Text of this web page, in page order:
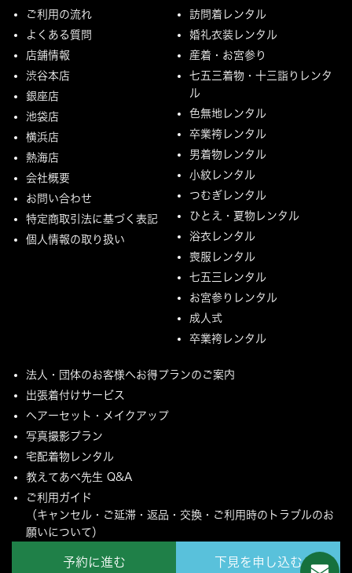
予約に進む 下見を申し込む
ご利用の流れ
よくある質問
店舗情報
渋谷本店
銀座店
池袋店
横浜店
熱海店
会社概要
お問い合わせ
特定商取引法に基づく表記
個人情報の取り扱い
訪問着レンタル
婚礼衣装レンタル
産着・お宮参り
七五三着物・十三詣りレンタ
ル
色無地レンタル
卒業袴レンタル
男着物レンタル
小紋レンタル
つむぎレンタル
ひとえ・夏物レンタル
浴衣レンタル
喪服レンタル
七五三レンタル
お宮参りレンタル
成人式
卒業袴レンタル
法人・団体のお客様へお得プランのご案内
出張着付けサービス
ヘアーセット・メイクアップ
写真撮影プラン
宅配着物レンタル
教えてあべ先生 Q&A
ご利用ガイド
（キャンセル・ご延滞・返品・交換・ご利用時のトラブルのお
願いについて）